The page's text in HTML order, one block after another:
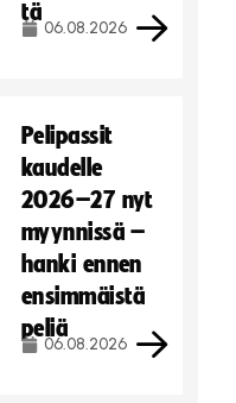
tä
06.08.2026
Pelipassit
kaudelle
2026–27 nyt
myynnissä –
hanki ennen
ensimmäistä
peliä
06.08.2026